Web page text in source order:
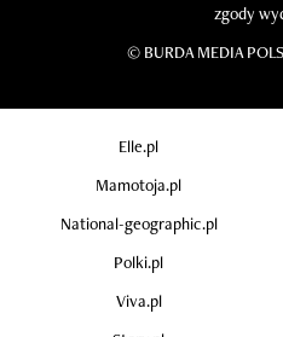
zgody
© BURDA MEDIA
Elle.pl
Mamotoja.pl
National-geographic.pl
Polki.pl
Viva.pl